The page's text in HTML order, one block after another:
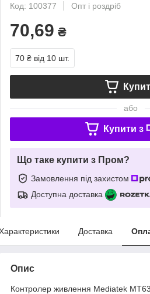
Код: 100377
Опт і роздріб
70,69 ₴
70 ₴ від 10 шт.
або
Купити з
Що таке купити з Пром?
Замовлення під захистом
Доступна доставка
Доставка
Опис
Контролер живлення Mediatek